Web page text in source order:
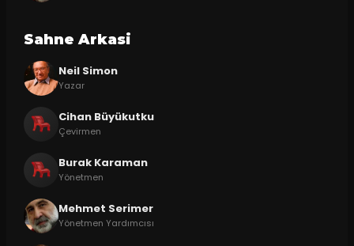
Sahne Arkasi
Neil Simon
Yazar
Cihan Büyükutku
Çevirmen
Burak Karaman
Yönetmen
Mehmet Serimer
Yönetmen Yardımcısı